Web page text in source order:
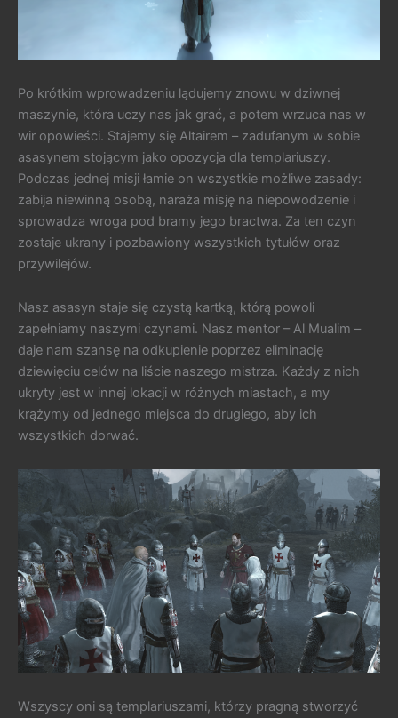
Po krótkim wprowadzeniu lądujemy znowu w dziwnej
maszynie, która uczy nas jak grać, a potem wrzuca nas w
wir opowieści. Stajemy się Altairem – zadufanym w sobie
asasynem stojącym jako opozycja dla templariuszy.
Podczas jednej misji łamie on wszystkie możliwe zasady:
zabija niewinną osobą, naraża misję na niepowodzenie i
sprowadza wroga pod bramy jego bractwa. Za ten czyn
zostaje ukrany i pozbawiony wszystkich tytułów oraz
przywilejów.
Nasz asasyn staje się czystą kartką, którą powoli
zapełniamy naszymi czynami. Nasz mentor – Al Mualim –
daje nam szansę na odkupienie poprzez eliminację
dziewięciu celów na liście naszego mistrza. Każdy z nich
ukryty jest w innej lokacji w różnych miastach, a my
krążymy od jednego miejsca do drugiego, aby ich
wszystkich dorwać.
Wszyscy oni są templariuszami, którzy pragną stworzyć